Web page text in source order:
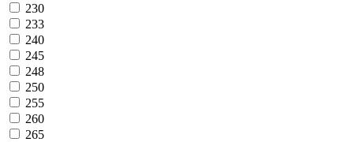
230
233
240
245
248
250
255
260
265